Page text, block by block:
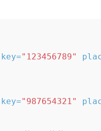
key="123456789"
key="987654321"